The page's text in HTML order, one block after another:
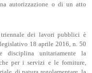
autorizzazione o di un atto
dei lavori pubblici è
18 aprile 2016, n. 50
unitariamente la
per i servizi e le forniture,